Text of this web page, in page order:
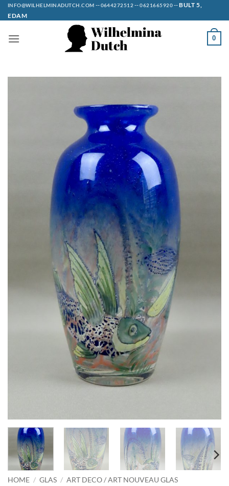
Ga
naar
INFO@WILHELMINADUTCH.COM --0644272512--0621665920--BULT 5,
EDAM
0
HOME / GLAS / ART DECO / ART NOUVEAU GLAS